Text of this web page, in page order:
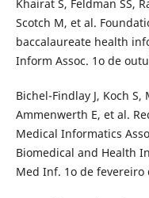
Khairat S, Feldman SS,
Scotch M, et al.
baccalaureate health
Inform Assoc. 1o de
Bichel-Findlay J, Koch
Ammenwerth E, et al.
Medical Informatics
Biomedical and Health
Med Inf. 1o de fevereiro